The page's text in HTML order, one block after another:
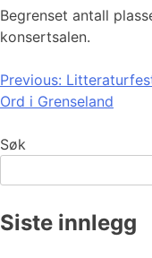
Begrenset antall
konsertsalen.
Previous:
Ord i Grenseland
Søk
Siste innlegg